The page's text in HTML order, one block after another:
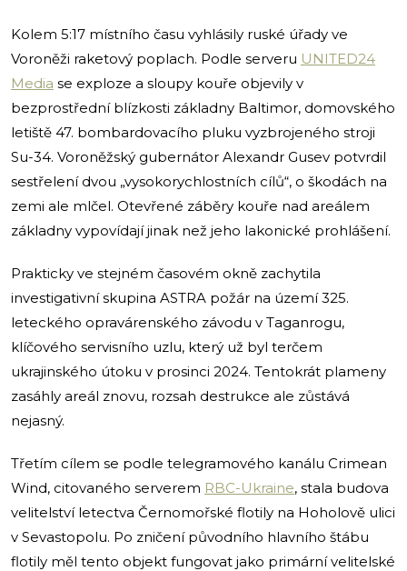
Kolem 5:17 místního času vyhlásily ruské úřady ve
Voroněži raketový poplach. Podle serveru UNITED24
Media se exploze a sloupy kouře objevily v
bezprostřední blízkosti základny Baltimor, domovského
letiště 47. bombardovacího pluku vyzbrojeného stroji
Su-34. Voroněžský gubernátor Alexandr Gusev potvrdil
sestřelení dvou „vysokorychlostních cílů“, o škodách na
zemi ale mlčel. Otevřené záběry kouře nad areálem
základny vypovídají jinak než jeho lakonické prohlášení.
Prakticky ve stejném časovém okně zachytila
investigativní skupina ASTRA požár na území 325.
leteckého opravárenského závodu v Taganrogu,
klíčového servisního uzlu, který už byl terčem
ukrajinského útoku v prosinci 2024. Tentokrát plameny
zasáhly areál znovu, rozsah destrukce ale zůstává
nejasný.
Třetím cílem se podle telegramového kanálu Crimean
Wind, citovaného serverem RBC-Ukraine, stala budova
velitelství letectva Černomořské flotily na Hoholově ulici
v Sevastopolu. Po zničení původního hlavního štábu
flotily měl tento objekt fungovat jako primární velitelské